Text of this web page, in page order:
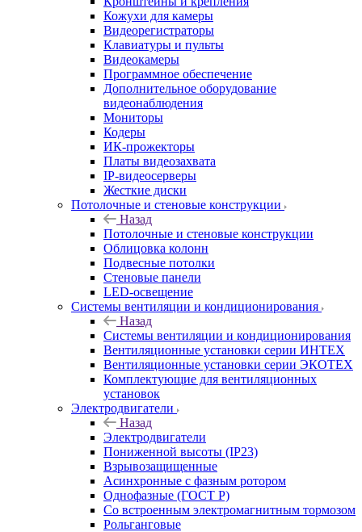
Кожухи для камеры
Видеорегистраторы
Клавиатуры и пульты
Видеокамеры
Программное обеспечение
Дополнительное оборудование
видеонаблюдения
Мониторы
Кодеры
ИК-прожекторы
Платы видеозахвата
IP-видеосерверы
Жесткие диски
Потолочные и стеновые конструкции
Назад
Потолочные и стеновые конструкции
Облицовка колонн
Подвесные потолки
Стеновые панели
LED-освещение
Системы вентиляции и кондиционирования
Назад
Системы вентиляции и кондиционирования
Вентиляционные установки серии ИНТЕХ
Вентиляционные установки серии ЭКОТЕХ
Комплектующие для вентиляционных
установок
Электродвигатели
Назад
Электродвигатели
Пониженной высоты (IP23)
Взрывозащищенные
Асинхронные с фазным ротором
Однофазные (ГОСТ Р)
Со встроенным электромагнитным тормозом
Рольганговые